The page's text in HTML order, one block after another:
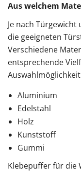
Aus welchem
Je nach
die geeigneten
Verschiedene
entsprechende
Aluminium
Edelstahl
Holz
Kunststoff
Gummi
Klebepuffer für die